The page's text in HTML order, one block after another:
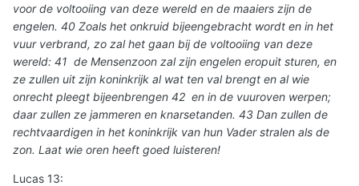
voor de voltooiing van deze wereld en de maaiers zijn de
engelen. 40 Zoals het onkruid bijeengebracht wordt en in het
vuur verbrand, zo zal het gaan bij de voltooiing van deze
wereld: 41 de Mensenzoon zal zijn engelen eropuit sturen, en
ze zullen uit zijn koninkrijk al wat ten val brengt en al wie
onrecht pleegt bijeenbrengen 42 en in de vuuroven werpen;
daar zullen ze jammeren en knarsetanden. 43 Dan zullen de
rechtvaardigen in het koninkrijk van hun Vader stralen als de
zon. Laat wie oren heeft goed luisteren!
Lucas 13: